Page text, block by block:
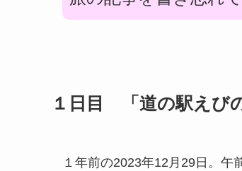
１日目 「道の駅えび
１年前の2023年12月29日。午